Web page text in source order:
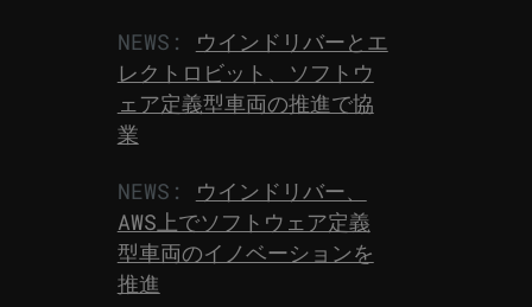
NEWS:
ウインドリバーとエ
レクトロビット、ソフトウ
ェア定義型車両の推進で協
業
NEWS:
ウインドリバー、
AWS上でソフトウェア定義
型車両のイノベーションを
推進